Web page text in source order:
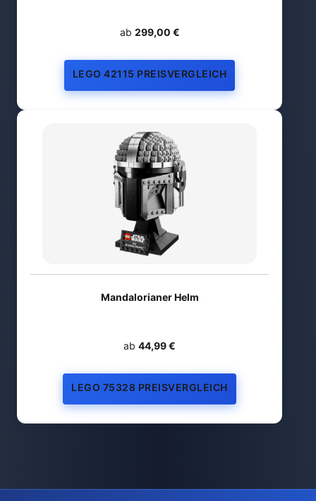
ab 299,00 €
LEGO 42115 PREISVERGLEICH
Mandalorianer Helm
ab 44,99 €
LEGO 75328 PREISVERGLEICH